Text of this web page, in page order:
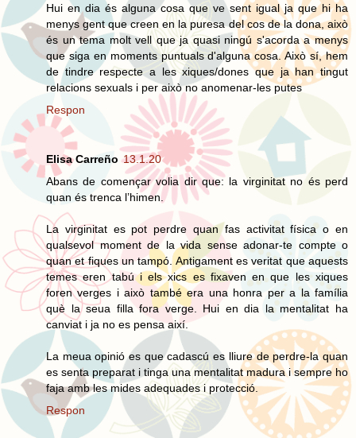
Hui en dia és alguna cosa que ve sent igual ja que hi ha
menys gent que creen en la puresa del cos de la dona, això
és un tema molt vell que ja quasi ningú s'acorda a menys
que siga en moments puntuals d'alguna cosa. Això sí, hem
de tindre respecte a les xiques/dones que ja han tingut
relacions sexuals i per això no anomenar-les putes
Respon
Elisa Carreño 13.1.20
Abans de començar volia dir que: la virginitat no és perd
quan és trenca l’himen.
La virginitat es pot perdre quan fas activitat física o en
qualsevol moment de la vida sense adonar-te compte o
quan et fiques un tampó. Antigament es veritat que aquests
temes eren tabú i els xics es fixaven en que les xiques
foren verges i això també era una honra per a la família
què la seua filla fora verge. Hui en dia la mentalitat ha
canviat i ja no es pensa així.
La meua opinió es que cadascú es lliure de perdre-la quan
es senta preparat i tinga una mentalitat madura i sempre ho
faja amb les mides adequades i protecció.
Respon